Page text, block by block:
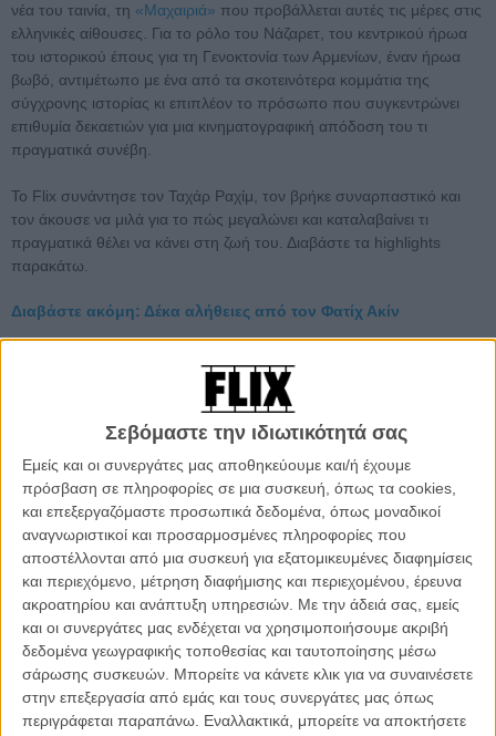
Σεβόμαστε την ιδιωτικότητά σας
Εμείς και οι συνεργάτες μας αποθηκεύουμε και/ή έχουμε
πρόσβαση σε πληροφορίες σε μια συσκευή, όπως τα cookies,
και επεξεργαζόμαστε προσωπικά δεδομένα, όπως μοναδικοί
αναγνωριστικοί και προσαρμοσμένες πληροφορίες που
αποστέλλονται από μια συσκευή για εξατομικευμένες διαφημίσεις
και περιεχόμενο, μέτρηση διαφήμισης και περιεχομένου, έρευνα
ακροατηρίου και ανάπτυξη υπηρεσιών. Με την άδειά σας, εμείς
και οι συνεργάτες μας ενδέχεται να χρησιμοποιήσουμε ακριβή
δεδομένα γεωγραφικής τοποθεσίας και ταυτοποίησης μέσω
σάρωσης συσκευών. Μπορείτε να κάνετε κλικ για να συναινέσετε
στην επεξεργασία από εμάς και τους συνεργάτες μας όπως
περιγράφεται παραπάνω. Εναλλακτικά, μπορείτε να αποκτήσετε
νέα του ταινία, τη «Μαχαιριά» που προβάλλεται αυτές τις μέρες στις
ελληνικές αίθουσες. Για το ρόλο του Νάζαρετ, του κεντρικού ήρωα
του ιστορικού έπους για τη Γενοκτονία των Αρμενίων, έναν ήρωα
βωβό, αντιμέτωπο με ένα από τα σκοτεινότερα κομμάτια της
σύγχρονης ιστορίας κι επιπλέον το πρόσωπο που συγκεντρώνει
επιθυμία δεκαετιών για μια κινηματογραφική απόδοση του τι
πραγματικά συνέβη.
Το Flix συνάντησε τον Ταχάρ Ραχίμ, τον βρήκε συναρπαστικό και
τον άκουσε να μιλά για το πώς μεγαλώνει και καταλαβαίνει τι
πραγματικά θέλει να κάνει στη ζωή του. Διαβάστε τα highlights
παρακάτω.
Διαβάστε ακόμη: Δέκα αλήθειες από τον Φατίχ Ακίν
«Η Μαχαιριά» ήταν μια δύσκολη ταινία, ένα δύσκολο γύρισμα,
ταξιδέψαμε σε 5 χώρες, συχνά με καύσωνα, ήταν ένα σωματικό,
απαιτητικό γύρισμα. Αλλάτο δυσκολότερο απ’ όλα ήταν να
ερμηνεύεις ένα βωβό ήρωα. Υπάρχουν πολλοί τρόποι να το
παίξεις αυτό, μπορείς να κάνεις τον καραγκιόζη, με συνεχείς,
έντονες χειρονομίες, ποτέ δεν αισθάνθηκα ότι αυτός ήταν ο σωστός